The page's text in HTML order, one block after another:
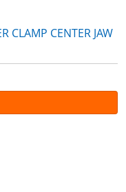
CLAMP CENTER JAW